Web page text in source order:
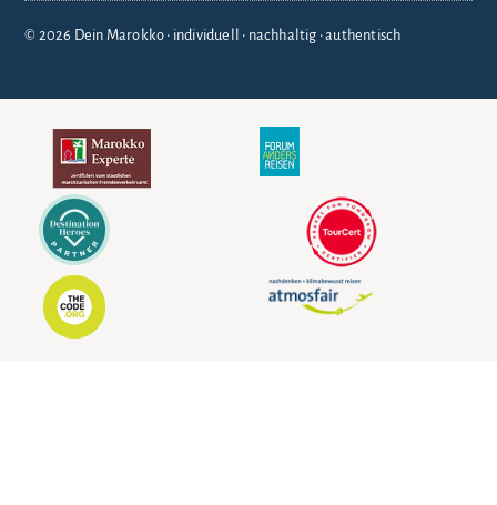
© 2026 Dein Marokko • individuell • nachhaltig • authentisch